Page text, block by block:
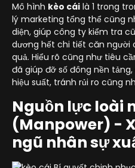
Mô hình kèo cái là 1 trong
lý marketing tổng thể cũng
diện, giúp công ty kiểm tra
dương hết chi tiết căn người
quả. Hiểu rõ cũng như tiêu
đã giúp đỡ số đông nền
hiệu suất, tránh rủi ro cũng
Nguồn lực loài
(Manpower) -
ngũ nhân sự